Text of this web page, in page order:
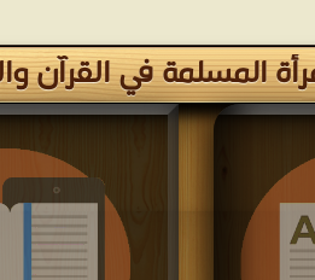
المسلمة في القرآن